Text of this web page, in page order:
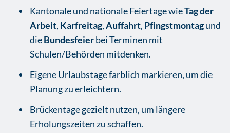
Kantonale und nationale Feiertage wieTag der
Arbeit, Karfreitag,Auffahrt, Pfingstmontagund
dieBundesfeierbei Terminen mit
Schulen/Behörden mitdenken.
Eigene Urlaubstage farblich markieren, um die
Planung zu erleichtern.
Brückentage gezielt nutzen, um längere
Erholungszeiten zu schaffen.